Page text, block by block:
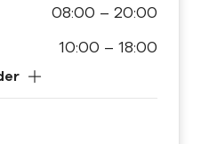
08:00 – 20:00
10:00 – 18:00